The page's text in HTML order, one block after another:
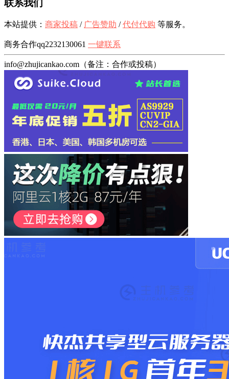
联系我们
本站提供： 商家投稿 / 广告赞助 /代付代购 等服务。
商务合作qq2232130061 一键联系
info@zhujicankao.com（备注：合作或投稿）